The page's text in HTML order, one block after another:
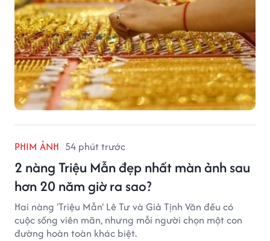
PHIM ẢNH 54 phút trước
2 nàng Triệu Mẫn đẹp nhất màn ảnh sau
hơn 20 năm giờ ra sao?
Hai nàng 'Triệu Mẫn' Lê Tư và Giả Tịnh Văn đều có
cuộc sống viên mãn, nhưng mỗi người chọn một con
đường hoàn toàn khác biệt.